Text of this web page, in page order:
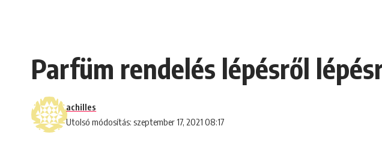
Parfüm rendelés lépésről
Utolsó módosítás: szeptember 17, 2021 08:17
achilles